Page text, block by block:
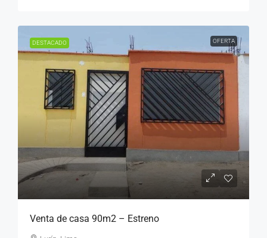
DESTACADO OFERTA
Venta de casa 90m2 – Estreno